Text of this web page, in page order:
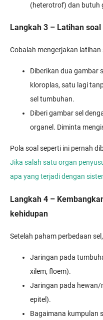
(heterotrof) dan butuh
Langkah 3 – Latihan
Cobalah mengerjakan latihan
Diberikan dua gambar
kloroplas, satu lagi
sel tumbuhan.
Diberi gambar sel
organel. Diminta
Pola soal seperti ini pernah
Jika salah satu organ
apa yang terjadi dengan
Langkah 4 –
kehidupan
Setelah paham perbedaan
Jaringan pada
xilem, floem).
Jaringan pada
epitel).
Bagaimana kumpulan